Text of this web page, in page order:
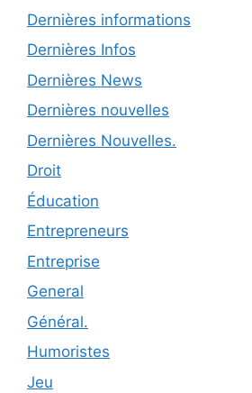
Dernières informations
Dernières Infos
Dernières News
Dernières nouvelles
Dernières Nouvelles.
Droit
Éducation
Entrepreneurs
Entreprise
General
Général.
Humoristes
Jeu